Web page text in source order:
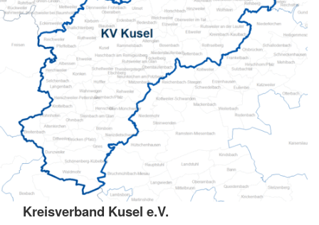
Kreisverband Kusel e.V.